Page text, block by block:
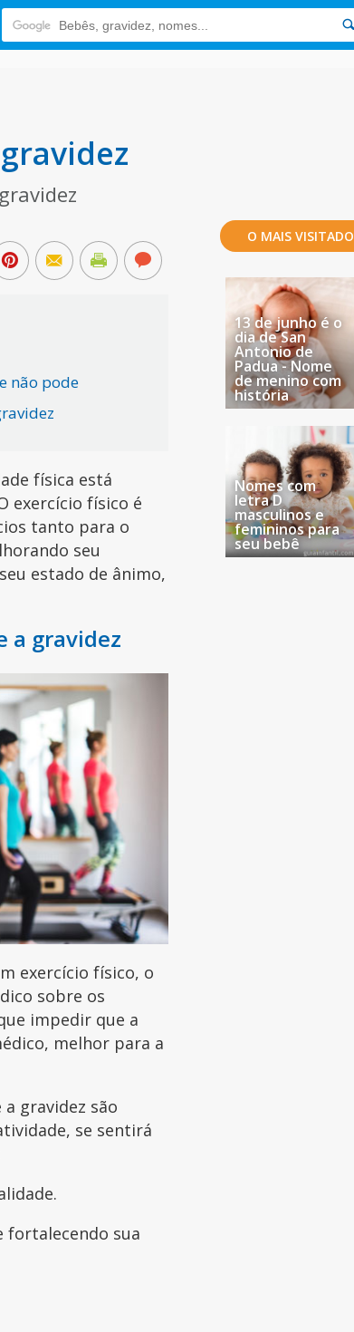
não pode
física está
exercício físico é
tanto para o
seu
estado de ânimo,
a gravidez
exercício físico, o
sobre os
impedir que a
melhor para a
gravidez são
se sentirá
fortalecendo sua
O MAIS VISITADO
13 de junho é o
dia de San
Antonio de
Padua - Nome
de menino com
história
Nomes com
letra D
masculinos e
femininos para
seu bebê